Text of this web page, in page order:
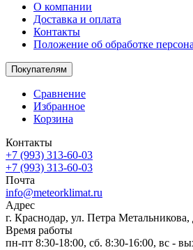
О компании
Доставка и оплата
Контакты
Положение об обработке
Покупателям
Сравнение
Избранное
Корзина
Контакты
+7 (993) 313-60-03
+7 (993) 313-60-03
Почта
info@meteorklimat.ru
Адрес
г. Краснодар, ул. Петра Метальникова,
Время работы
пн-пт 8:30-18:00, сб. 8:30-16:00, вс -